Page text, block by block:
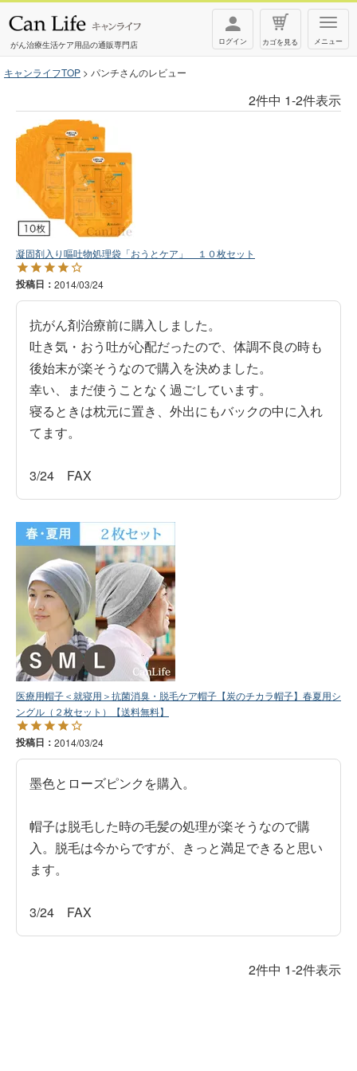
T
o
g
l
i
メニュー
カゴを見る
ログイン
がん治療生活ケア用品の通販専門店
キャンライフTOP パンチさんのレビュー
2件中 1-2件表示
凝固剤入り嘔吐物処理袋「おうとケア」 １０枚セット
投稿日 2014/03/24
抗がん剤治療前に購入しました。
吐き気・おう吐が心配だったので、体調不良の時も
後始末が楽そうなので購入を決めました。
幸い、まだ使うことなく過ごしています。
寝るときは枕元に置き、外出にもバックの中に入れ
てます。
3/24　FAX
医療用帽子＜就寝用＞抗菌消臭・脱毛ケア帽子【炭のチカラ帽子】春夏用シ
ングル（２枚セット）【送料無料】
投稿日 2014/03/24
墨色とローズピンクを購入。
帽子は脱毛した時の毛髪の処理が楽そうなので購
入。脱毛は今からですが、きっと満足できると思い
ます。
2件中 1-2件表示